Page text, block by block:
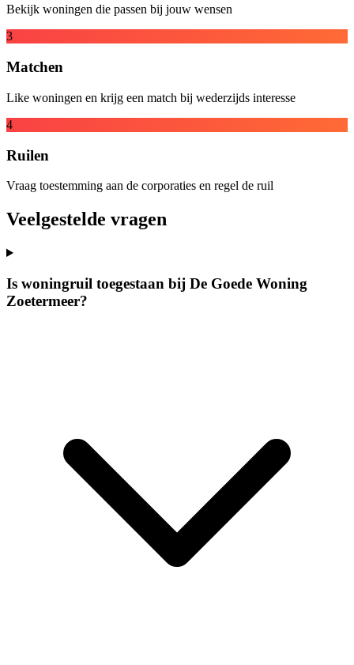
Bekijk woningen die passen bij jouw wensen
3
Matchen
Like woningen en krijg een match bij wederzijds interesse
4
Ruilen
Vraag toestemming aan de corporaties en regel de ruil
Veelgestelde vragen
Is woningruil toegestaan bij De Goede Woning
Zoetermeer?